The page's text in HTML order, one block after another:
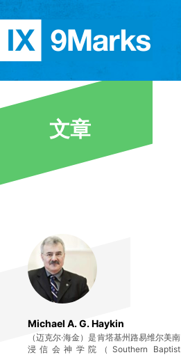
简体中文
文章
Michael A. G. Haykin
（迈克尔·海金）是肯塔基州路易维尔美南
浸信会神学院（Southern Baptist